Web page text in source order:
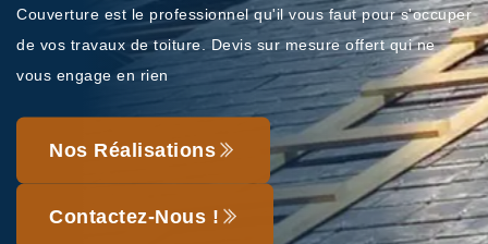
Couverture est le professionnel qu'il vous faut pour s'occuper
de vos travaux de toiture. Devis sur mesure offert qui ne
vous engage en rien
Nos Réalisations
Contactez-Nous !